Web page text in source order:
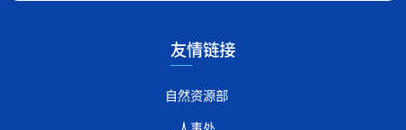
友情链接
自然资源部